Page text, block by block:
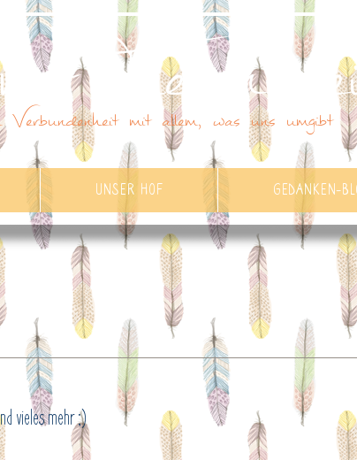
Tieren
mit allem, was uns umgibt
UNSER HOF GEDANKEN-
vieles mehr ;)